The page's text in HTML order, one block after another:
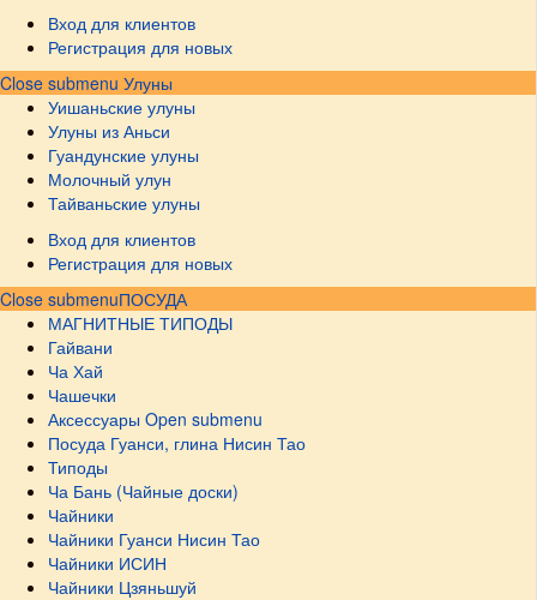
Вход для клиентов
Регистрация для новых
Close submenu Улуны
Уишаньские улуны
Улуны из Аньси
Гуандунские улуны
Молочный улун
Тайваньские улуны
Вход для клиентов
Регистрация для новых
Close submenuПОСУДА
МАГНИТНЫЕ ТИПОДЫ
Гайвани
Ча Хай
Чашечки
Аксессуары Open submenu
Посуда Гуанси, глина Нисин Тао
Типоды
Ча Бань (Чайные доски)
Чайники
Чайники Гуанси Нисин Тао
Чайники ИСИН
Чайники Цзяньшуй